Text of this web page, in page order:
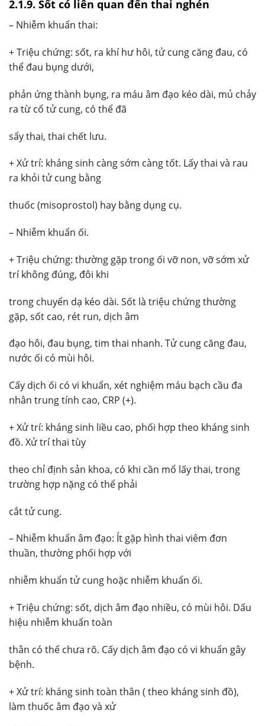
2.1.9. Sốt có liên quan đến thai nghén
– Nhiễm khuẩn thai:
+ Triệu chứng: sốt, ra khí hư hôi, tử cung căng đau, có
thể đau bụng dưới,
phản ứng thành bụng, ra máu âm đạo kéo dài, mủ chảy
ra từ cổ tử cung, có thể đã
sẩy thai, thai chết lưu.
+ Xử trí: kháng sinh càng sớm càng tốt. Lấy thai và rau
ra khỏi tử cung bằng
thuốc (misoprostol) hay bằng dụng cụ.
– Nhiễm khuẩn ối.
+ Triệu chứng: thường gặp trong ối vỡ non, vỡ sớm xử
trí không đúng, đôi khi
trong chuyển dạ kéo dài. Sốt là triệu chứng thường
gặp, sốt cao, rét run, dịch âm
đạo hôi, đau bụng, tim thai nhanh. Tử cung căng đau,
nước ối có mùi hôi.
Cấy dịch ối có vi khuẩn, xét nghiệm máu bạch cầu đa
nhân trung tính cao, CRP (+).
+ Xử trí: kháng sinh liều cao, phối hợp theo kháng sinh
đồ. Xử trí thai tùy
theo chỉ định sản khoa, có khi cần mổ lấy thai, trong
trường hợp nặng có thể phải
cắt tử cung.
– Nhiễm khuẩn âm đạo: Ít gặp hình thai viêm đơn
thuần, thường phối hợp với
nhiễm khuẩn tử cung hoặc nhiễm khuẩn ối.
+ Triệu chứng: sốt, dịch âm đạo nhiều, có mùi hôi. Dấu
hiệu nhiễm khuẩn toàn
thân có thể chưa rõ. Cấy dịch âm đạo có vi khuẩn gây
bệnh.
+ Xử trí: kháng sinh toàn thân ( theo kháng sinh đồ),
làm thuốc âm đạo và xử